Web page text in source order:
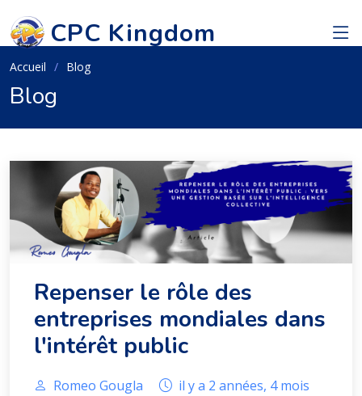
CPC Kingdom
Accueil Blog
Blog
Repenser le rôle des
entreprises mondiales dans
l'intérêt public
Romeo Gougla
il y a 2 années, 4 mois